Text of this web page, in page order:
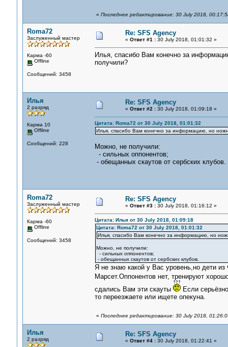
« Последнее редактирование: 30 July 2018,
Roma72
Заслуженный мастер
Карма -60
Offline
Сообщений: 3458
Re: SFS Agency
« Ответ #1 :30 July 2018, 01:01:32 »
Илья, спасибо Вам конечно за
получили?
Илья
2 разряд
Карма 10
Offline
Сообщений: 228
Re: SFS Agency
« Ответ #2 :30 July 2018, 01:09:18 »
Цитата: Roma72 от 30 July 2018, 01:01:32
Илья, спасибо Вам конечно за информацию, но
Можно, не получили:
- сильных оппонентов;
- обещанных скаутов от сербских клубов.
Roma72
Заслуженный мастер
Карма -60
Offline
Сообщений: 3458
Re: SFS Agency
« Ответ #3 :30 July 2018, 01:16:12 »
Цитата: Илья от 30 July 2018, 01:09:18
Цитата: Roma72 от 30 July 2018, 01:01:32
Илья, спасибо Вам конечно за информацию, но
Можно, не получили:
- сильных оппонентов;
- обещанных скаутов от сербских клубов.
Я не знаю какой у Вас уровень,но дети
Марсет.Оппонентов нет, тренируют
сдались Вам эти скауты
Если
то переезжаете или ищете опекуна.
« Последнее редактирование: 30 July 2018,
Илья
2 разряд
Re: SFS Agency
« Ответ #4 :30 July 2018, 01:22:41 »